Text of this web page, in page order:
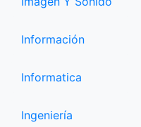
Información
Informatica
Ingeniería